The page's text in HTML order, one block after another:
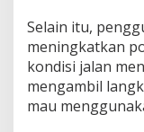
Selain itu,
meningkatkan
kondisi jalan
mengambil
mau